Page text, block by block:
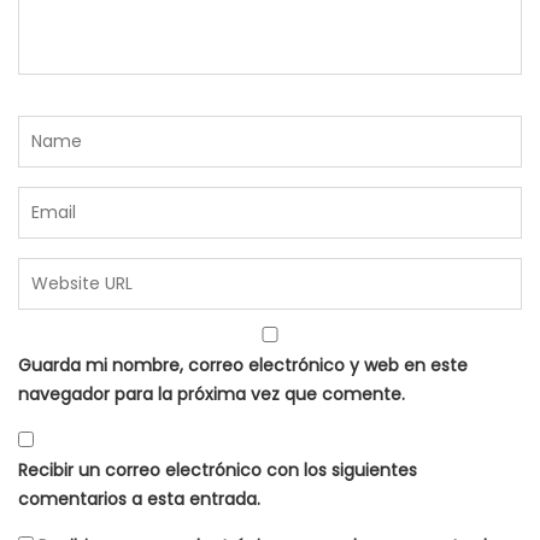
Guarda mi nombre, correo electrónico y web en este
navegador para la próxima vez que comente.
Recibir un correo electrónico con los siguientes
comentarios a esta entrada.